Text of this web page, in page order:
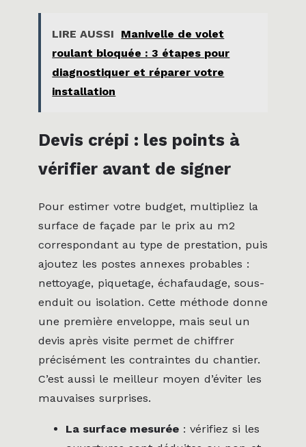
LIRE AUSSI
Manivelle de volet
roulant bloquée : 3 étapes pour
diagnostiquer et réparer votre
installation
Devis crépi : les points à
vérifier avant de signer
Pour estimer votre budget, multipliez la
surface de façade par le prix au m2
correspondant au type de prestation, puis
ajoutez les postes annexes probables :
nettoyage, piquetage, échafaudage, sous-
enduit ou isolation. Cette méthode donne
une première enveloppe, mais seul un
devis après visite permet de chiffrer
précisément les contraintes du chantier.
C’est aussi le meilleur moyen d’éviter les
mauvaises surprises.
La surface mesurée : vérifiez si les